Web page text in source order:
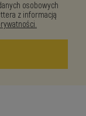
osobowych
z informacją